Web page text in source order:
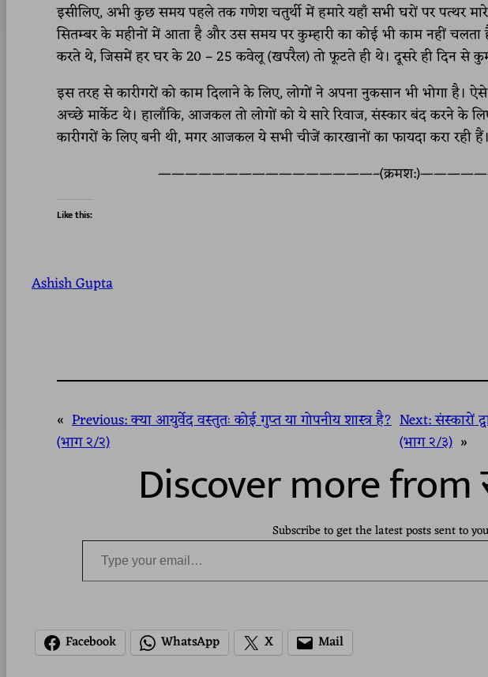
इसीलिए, अभी कुछ समय पहले तक गणेश चतुर्थी में हमारे यहाँ सभी घरों पर पत्थर
सितम्बर के महीनों में आता है और उस समय पर कुम्हारी का कोई भी काम नहीं चलता
करते थे, जिसमें हर घर के 20 – 25 कवेलू (खपरैल) तो फूटते ही थे। दूसरे ही दिन से
इस तरह से कारीगरों को काम दिलाने के लिए, लोगों ने अपना नुकसान भी भोगा है।
अच्छे मार्केट थे। हालाँकि, आजकल तो लोगों को ये सारे रिवाज, संस्कार बंद करने के
कारीगरों के लिए बनी थी, मगर आजकल ये सभी चीजें कारखानों का फायदा करा रही हैं।
Like this:
Ashish Gupta
« Previous:क्या आयुर्वेद वस्तुतः कोई गुप्त या गोपनीय शास्त्र है?
(भाग २/२)
Next:संस्कारों
(भाग २/३) »
Discover more from
Subscribe to get the latest posts sent to
Type your email…
Facebook WhatsApp X Mail